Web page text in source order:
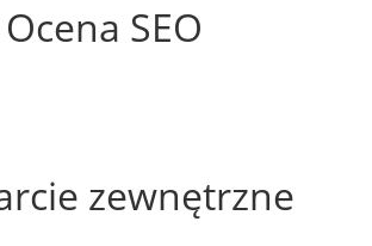
Ocena SEO
zewnętrzne